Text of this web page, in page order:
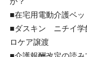
■在宅用電動介護ベ
■ダスキン ニチイ
ロケア譲渡